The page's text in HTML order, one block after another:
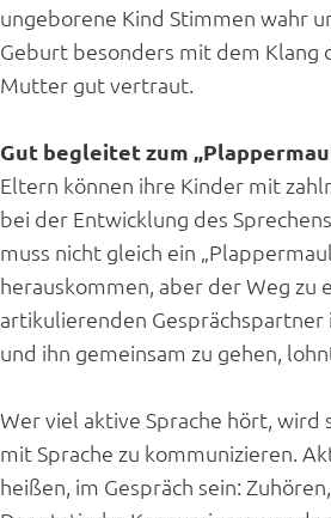
ungeborene Kind Stimmen wahr
Geburt besonders mit dem Klang
Mutter gut vertraut.
Gut begleitet zum
Eltern können ihre Kinder mit
bei der Entwicklung des
muss nicht gleich ein
herauskommen, aber der Weg zu
artikulierenden Gesprächspartner
und ihn gemeinsam zu gehen,
Wer viel aktive Sprache hört, wird
mit Sprache zu kommunizieren.
heißen, im Gespräch sein: